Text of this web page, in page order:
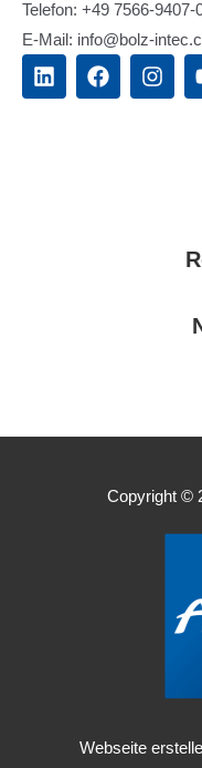
Telefon: +49 7566-9407-
E-Mail: info@bolz-
L
i
F
a
I
n
Copyright ©
Webseite